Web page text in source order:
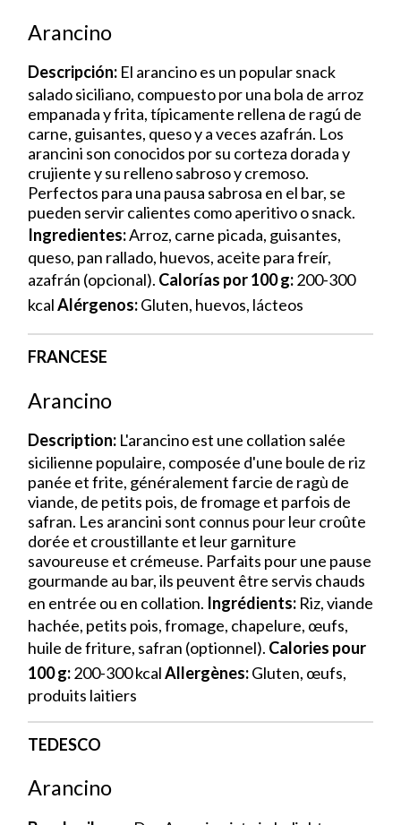
Arancino
Descripción: El arancino es un popular snack
salado siciliano, compuesto por una bola de arroz
empanada y frita, típicamente rellena de ragú de
carne, guisantes, queso y a veces azafrán. Los
arancini son conocidos por su corteza dorada y
crujiente y su relleno sabroso y cremoso.
Perfectos para una pausa sabrosa en el bar, se
pueden servir calientes como aperitivo o snack.
Ingredientes:Arroz, carne picada, guisantes,
queso, pan rallado, huevos, aceite para freír,
azafrán (opcional). Calorías por 100 g:200-300
kcalAlérgenos:Gluten, huevos, lácteos
FRANCESE
Arancino
Description: L'arancino est une collation salée
sicilienne populaire, composée d'une boule de riz
panée et frite, généralement farcie de ragù de
viande, de petits pois, de fromage et parfois de
safran. Les arancini sont connus pour leur croûte
dorée et croustillante et leur garniture
savoureuse et crémeuse. Parfaits pour une pause
gourmande au bar, ils peuvent être servis chauds
en entrée ou en collation. Ingrédients: Riz, viande
hachée, petits pois, fromage, chapelure, œufs,
huile de friture, safran (optionnel). Calories pour
100 g:200-300 kcalAllergènes:Gluten, œufs,
produits laitiers
TEDESCO
Arancino